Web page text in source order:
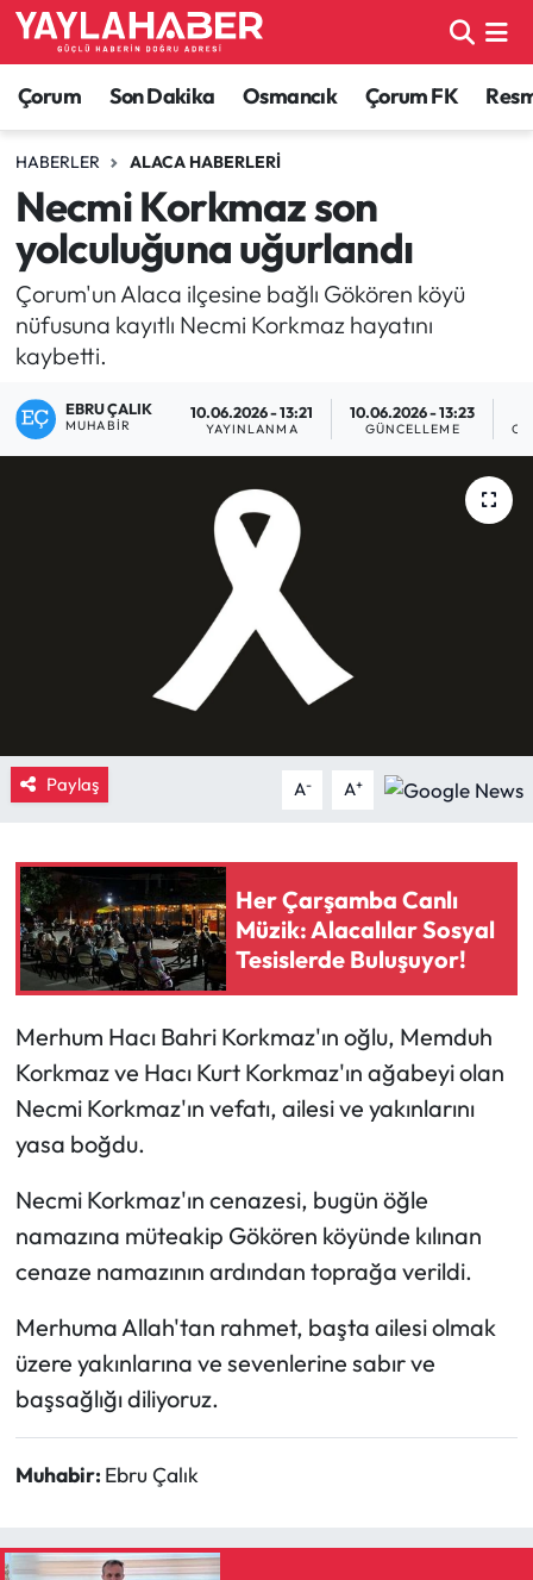
Çorum Son Dakika Osmancık Çorum FK
HABERLER ALACA HABERLERI
Necmi Korkmaz son
yolculuğuna uğurlandı
Çorum'un Alaca ilçesine bağlı Gökören köyü
nüfusuna kayıtlı Necmi Korkmaz hayatını
kaybetti.
EBRU ÇALIK
MUHABIR
10.06.2026 - 13:21
YAYINLANMA
10.06.2026 - 13:23
GÜNCELLEME
Paylaş A- A+
Her Çarşamba Canlı
Müzik: Alacalılar Sosyal
Tesislerde Buluşuyor!
Merhum Hacı Bahri Korkmaz'ın oğlu, Memduh
Korkmaz ve Hacı Kurt Korkmaz'ın ağabeyi olan
Necmi Korkmaz'ın vefatı, ailesi ve yakınlarını
yasa boğdu.
Necmi Korkmaz'ın cenazesi, bugün öğle
namazına müteakip Gökören köyünde kılınan
cenaze namazının ardından toprağa verildi.
Merhuma Allah'tan rahmet, başta ailesi olmak
üzere yakınlarına ve sevenlerine sabır ve
başsağlığı diliyoruz.
Muhabir: Ebru Çalık
Alaca Haberleri
Bayat Haberleri
Bilgi - Keşfet Haberleri
Bilim ve Teknoloji
Boğazkale Haberleri
Çorum Son Dakika Haberleri
Dodurga Haberleri
İskilip Haberleri
Kimdir?
Kültür Sanat
Laçin Haberleri
Magazin
Mecitözü Haberleri
Ortaköy Haberleri
Otomotiv
Resmi Reklam
Sağlık
Çorum Nöbetçi Eczaneler
Çorum Hava Durumu
Çorum Namaz Vakitleri
Çorum Trafik Yoğunluk Haritası
TFF 1.Lig Puan Durumu ve Fikstür
Son Dakika Haberleri